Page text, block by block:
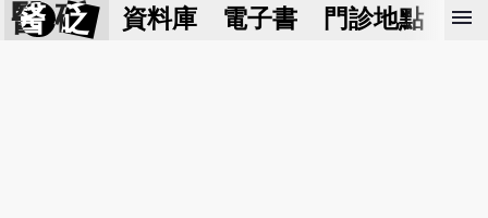
醫 砭 資料庫 電子書 門診地點 預
menu